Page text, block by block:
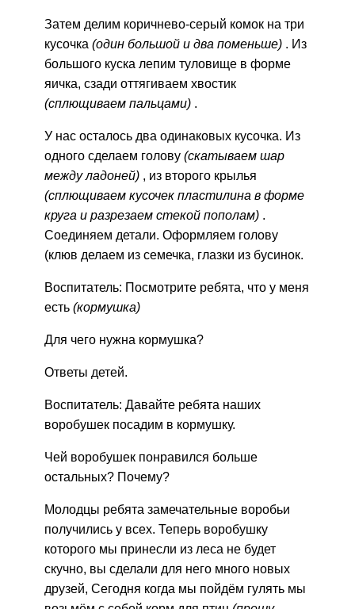
Затем делим коричнево-серый комок на три
кусочка (один большой и два поменьше) . Из
большого куска лепим туловище в форме
яичка, сзади оттягиваем хвостик
(сплющиваем пальцами) .
У нас осталось два одинаковых кусочка. Из
одного сделаем голову (скатываем шар
между ладоней) , из второго крылья
(сплющиваем кусочек пластилина в форме
круга и разрезаем стекой пополам) .
Соединяем детали. Оформляем голову
(клюв делаем из семечка, глазки из бусинок.
Воспитатель: Посмотрите ребята, что у меня
есть (кормушка)
Для чего нужна кормушка?
Ответы детей.
Воспитатель: Давайте ребята наших
воробушек посадим в кормушку.
Чей воробушек понравился больше
остальных? Почему?
Молодцы ребята замечательные воробьи
получились у всех. Теперь воробушку
которого мы принесли из леса не будет
скучно, вы сделали для него много новых
друзей, Сегодня когда мы пойдём гулять мы